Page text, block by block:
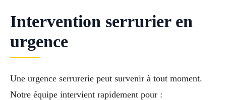
Intervention serrurier en
urgence
Une urgence serrurerie peut survenir à tout moment.
Notre équipe intervient rapidement pour :